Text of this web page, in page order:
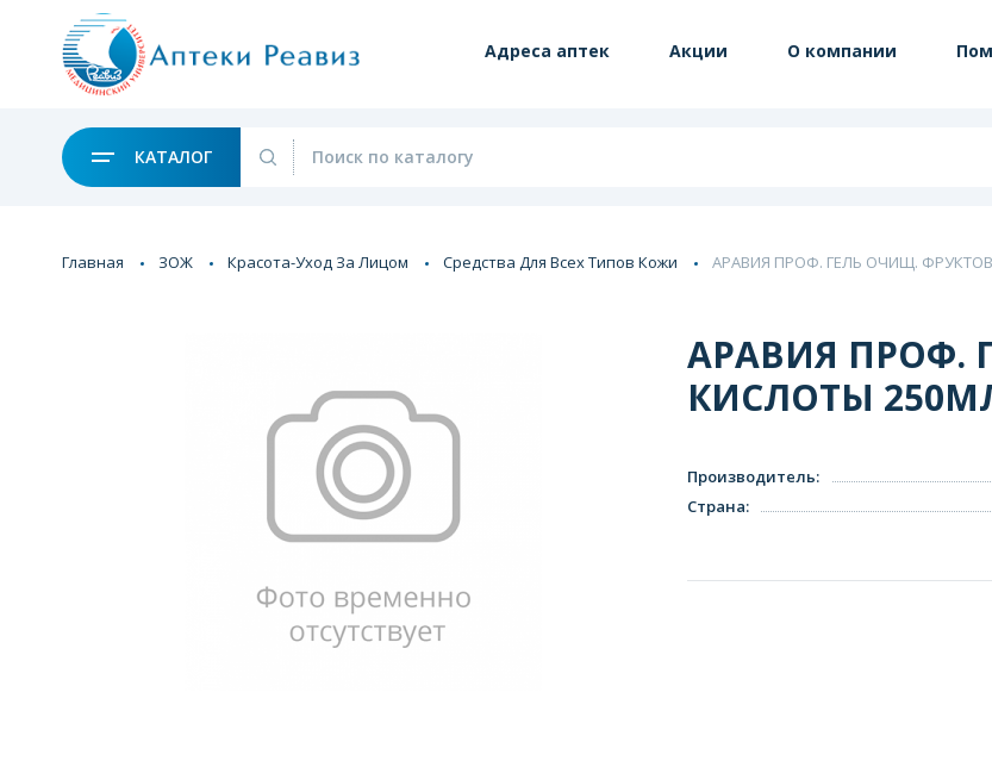
Адреса аптек Акции О компании
КАТАЛОГ
Главная ЗОЖ Красота-Уход За Лицом Средства Для Всех Типов Кожи АРАВИЯ ПРОФ. ГЕЛЬ ОЧИЩ.
АРАВИЯ ПРОФ.
КИСЛОТЫ
Производитель:
Страна: